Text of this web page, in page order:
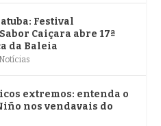
Festival
Caiçara abre 17ª
da Baleia
Notícias
extremos: entenda o
nos vendavais do